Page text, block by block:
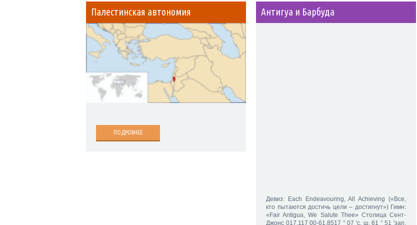
Палестинская автономия
ПОДРОБНЕЕ
Антигуа и Барбуда
Девиз: Each Endeavouring, All Achieving («Все,
кто пытаются достичь цели – достигнут») Гимн:
«Fair Antigua, We Salute Thee» Столица Сент-
Джонс 017.117 00-61.8517 ° 07 'с. ш. 61 ° 51 'зап.